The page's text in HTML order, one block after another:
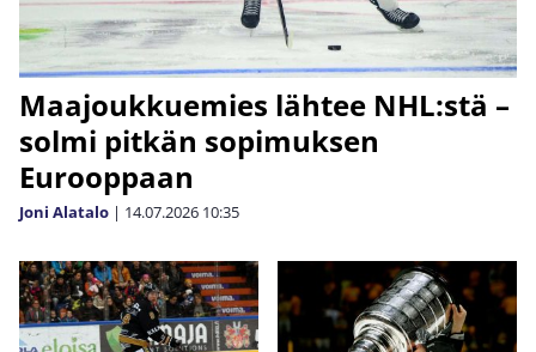
Maajoukkuemies lähtee NHL:stä –
solmi pitkän sopimuksen
Eurooppaan
Joni Alatalo | 14.07.2026 10:35